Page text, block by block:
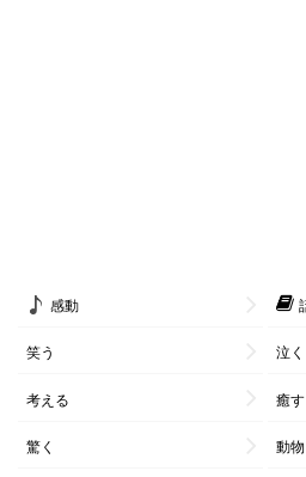
感動
笑う 泣く
考える 癒す
驚く 動物